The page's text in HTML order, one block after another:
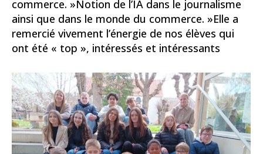
commerce. »Notion de l’IA dans le journalisme
ainsi que dans le monde du commerce. »Elle a
remercié vivement l’énergie de nos élèves qui
ont été « top », intéressés et intéressants